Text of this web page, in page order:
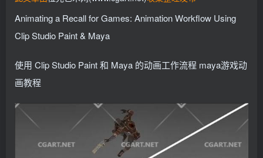
Animating a Recall for Games: Animation Workflow Using
Clip Studio Paint & Maya
使用 Clip Studio Paint 和 Maya 的动画工作流程 maya游戏动
画教程